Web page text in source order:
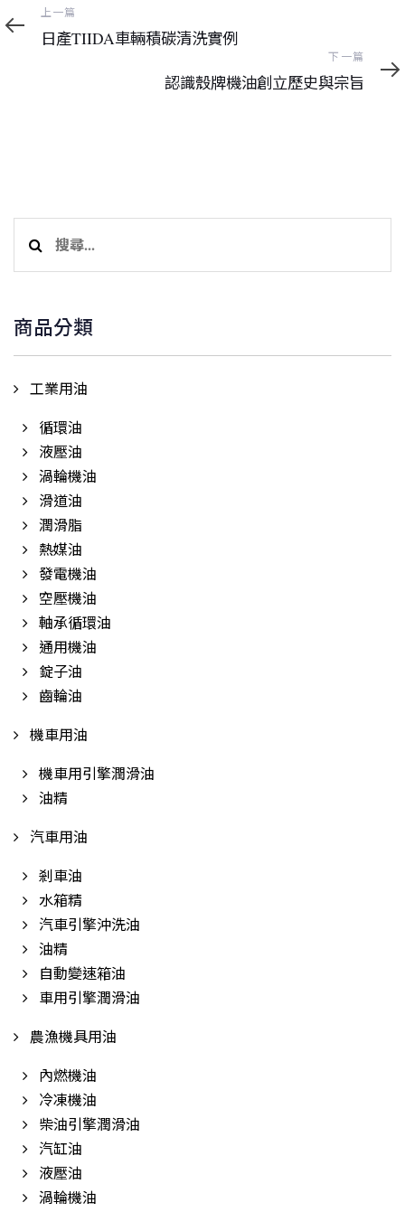
上
一
篇
上一篇
日產TIIDA車輛積碳清洗實例
一
篇
下一篇
認識殼牌機油創立歷史與宗旨
關
字:
商品分類
工業用油
循環油
液壓油
渦輪機油
滑道油
潤滑脂
熱媒油
發電機油
空壓機油
軸承循環油
通用機油
錠子油
齒輪油
機車用油
機車用引擎潤滑油
油精
汽車用油
剎車油
水箱精
汽車引擎沖洗油
油精
自動變速箱油
車用引擎潤滑油
農漁機具用油
內燃機油
冷凍機油
柴油引擎潤滑油
汽缸油
液壓油
渦輪機油